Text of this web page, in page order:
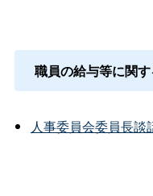
職員の給与等に関
人事委員会委員長談